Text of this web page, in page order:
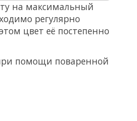
на максимальный
регулярно
цвет её постепенно